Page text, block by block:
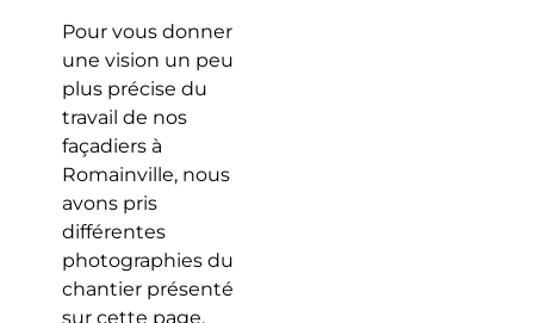
Pour vous donner
une vision un peu
plus précise du
travail de nos
façadiers à
Romainville, nous
avons pris
différentes
photographies du
chantier présenté
sur cette page.